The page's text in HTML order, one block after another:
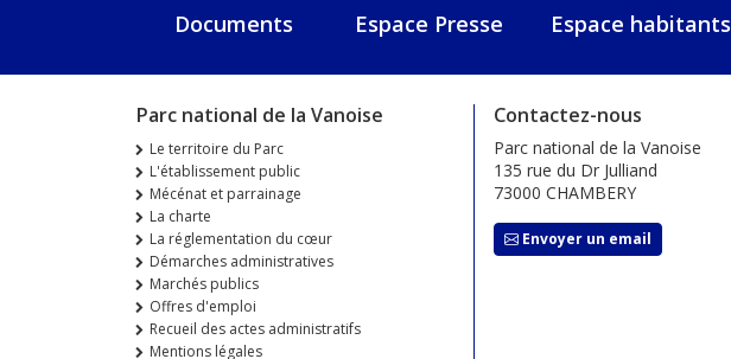
Documents Espace Presse Espace habitants
Parc national de la Vanoise
Le territoire du Parc
L'établissement public
Mécénat et parrainage
La charte
La réglementation du cœur
Démarches administratives
Marchés publics
Offres d'emploi
Recueil des actes administratifs
Mentions légales
Contactez-nous
Parc national de la Vanoise
135 rue du Dr Julliand
73000 CHAMBERY
Envoyer un email